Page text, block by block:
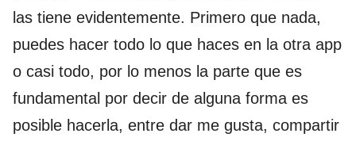
las tiene evidentemente. Primero que nada,
puedes hacer todo lo que haces en la otra app
o casi todo, por lo menos la parte que es
fundamental por decir de alguna forma es
posible hacerla, entre dar me gusta, compartir